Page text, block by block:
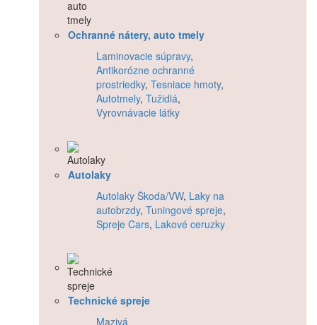
Ochranné nátery, auto tmely
Laminovacie súpravy,
Antikorózne ochranné
prostriedky, Tesniace hmoty,
Autotmely, Tužidlá,
Vyrovnávacie látky
Autolaky
Autolaky Škoda/VW, Laky na
autobrzdy, Tuningové spreje,
Spreje Cars, Lakové ceruzky
Technické spreje
Mazivá